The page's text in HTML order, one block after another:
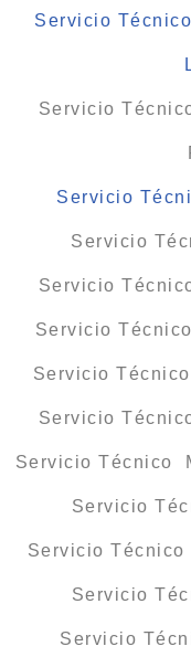
Servicio
Servicio
Servicio
Servicio
Servicio
Servicio
Servicio
Servicio
Servicio Técnico
Servicio
Servicio
Servicio
Servicio